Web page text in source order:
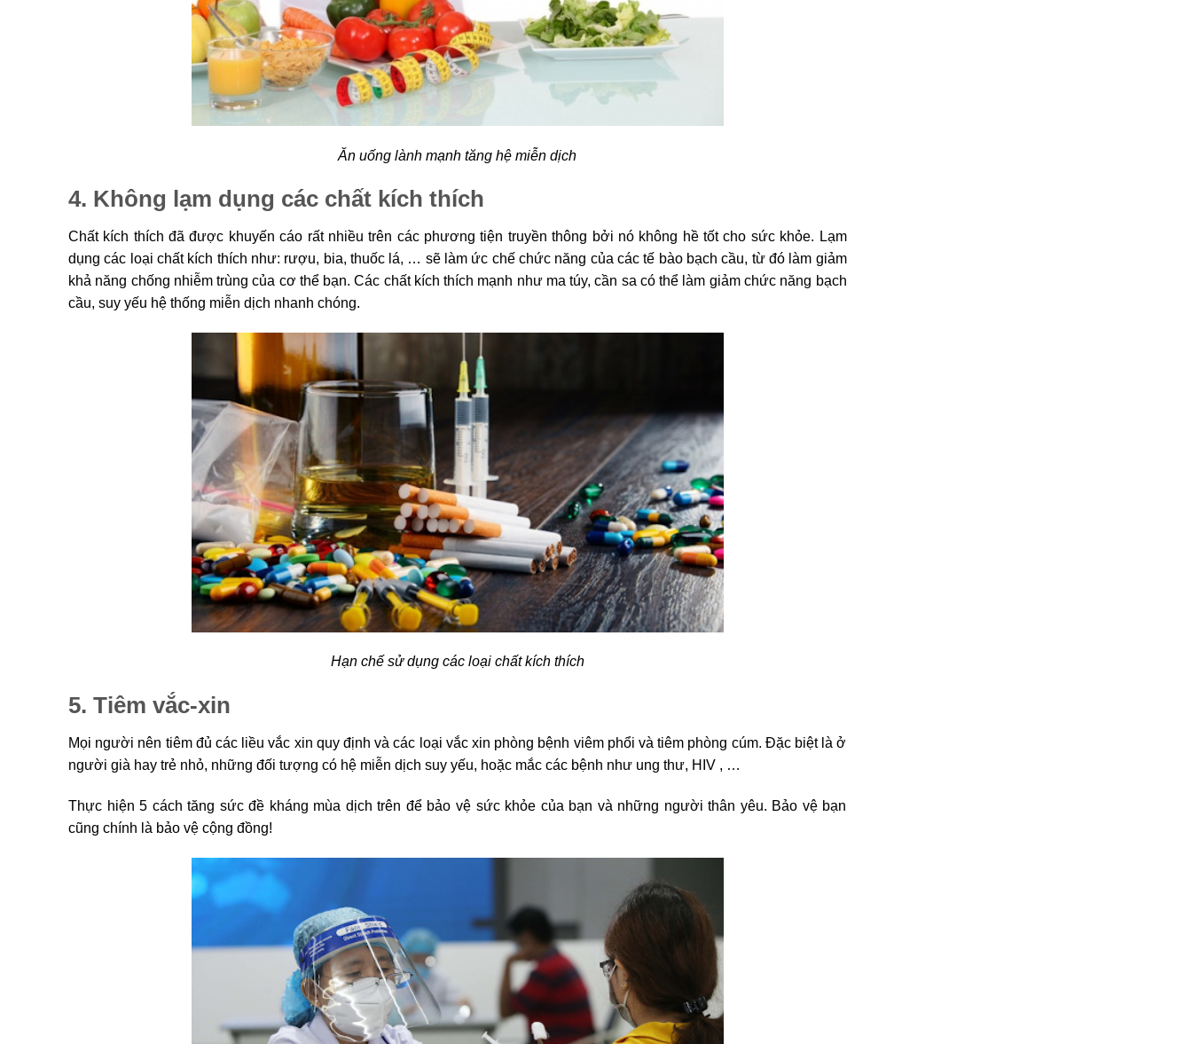
Ăn uống lành mạnh tăng hệ miễn dịch
4. Không lạm dụng các chất kích thích
Chất kích thích đã được khuyến cáo rất nhiều trên các phương tiện truyền thông bởi nó không hề tốt cho sức khỏe. Lạm
dụng các loại chất kích thích như: rượu, bia, thuốc lá, … sẽ làm ức chế chức năng của các tế bào bạch cầu, từ đó làm giảm
khả năng chống nhiễm trùng của cơ thể bạn. Các chất kích thích mạnh như ma túy, cần sa có thể làm giảm chức năng bạch
cầu, suy yếu hệ thống miễn dịch nhanh chóng.
Hạn chế sử dụng các loại chất kích thích
5. Tiêm vắc-xin
Mọi người nên tiêm đủ các liều vắc xin quy định và các loại vắc xin phòng bệnh viêm phổi và tiêm phòng cúm. Đặc biệt là ở
người già hay trẻ nhỏ, những đối tượng có hệ miễn dịch suy yếu, hoặc mắc các bệnh như ung thư, HIV , …
Thực hiện 5 cách tăng sức đề kháng mùa dịch trên để bảo vệ sức khỏe của bạn và những người thân yêu. Bảo vệ bạn
cũng chính là bảo vệ cộng đồng!